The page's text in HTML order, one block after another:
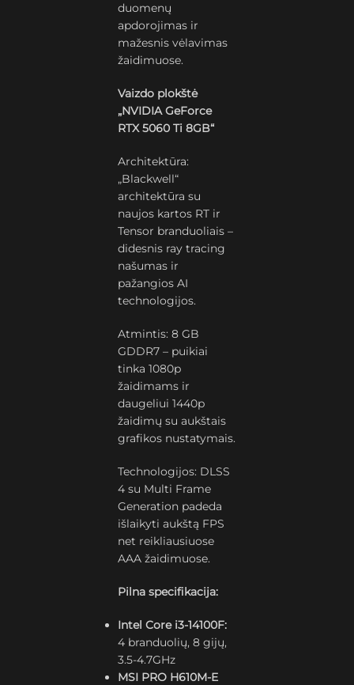
duomenų
apdorojimas ir
mažesnis vėlavimas
žaidimuose.
Vaizdo plokštė
„NVIDIA GeForce
RTX 5060 Ti 8GB“
Architektūra:
„Blackwell“
architektūra su
naujos kartos RT ir
Tensor branduoliais –
didesnis ray tracing
našumas ir
pažangios AI
technologijos.
Atmintis: 8 GB
GDDR7 – puikiai
tinka 1080p
žaidimams ir
daugeliui 1440p
žaidimų su aukštais
grafikos nustatymais.
Technologijos: DLSS
4 su Multi Frame
Generation padeda
išlaikyti aukštą FPS
net reikliausiuose
AAA žaidimuose.
Pilna specifikacija:
Intel Core i3-14100F:
4 branduolių, 8 gijų,
3.5-4.7GHz
MSI PRO H610M-E